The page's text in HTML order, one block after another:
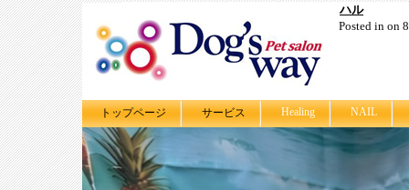
トップページ サービス Healing NAIL
ハル
Posted in on